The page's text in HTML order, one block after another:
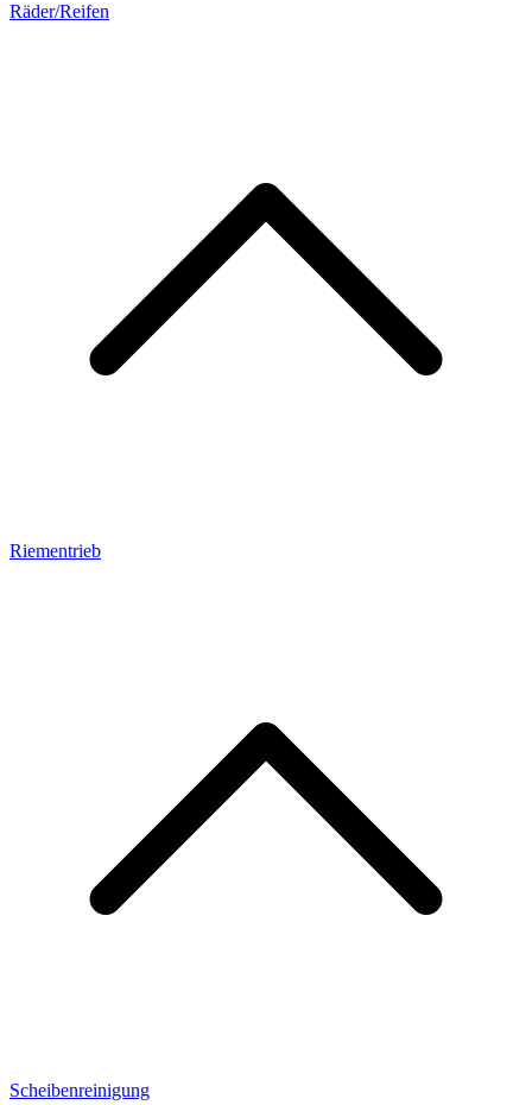
Räder/Reifen
Riementrieb
Scheibenreinigung